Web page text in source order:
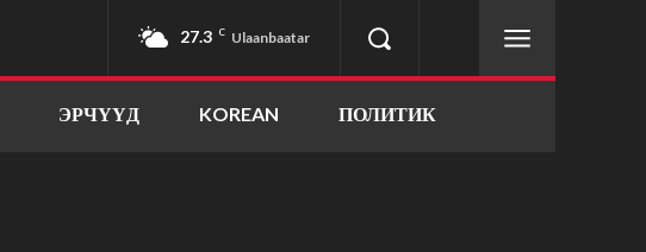
27.3 C Ulaanbaatar
ЭРЧҮҮД KOREAN ПОЛИТИК